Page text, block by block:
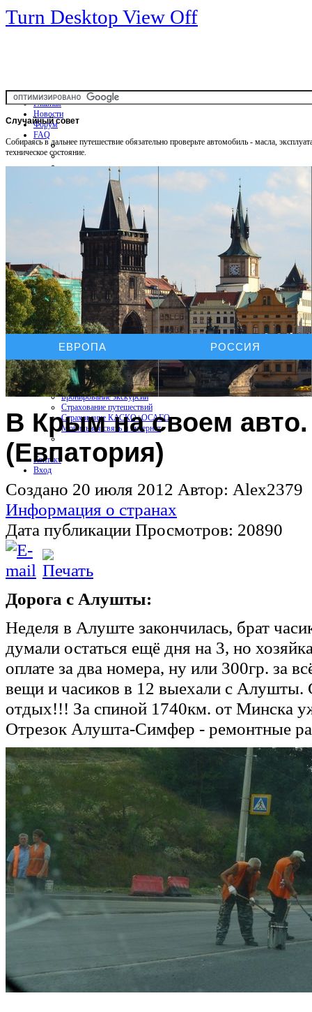
Turn Desktop View Off
Главная
Новости
Форум
FAQ
Общая информация
Советы Автотуристу
Правила дор.движения
Карты и путеводители
Интерактивная карта
Карты платных дорог
Карта сайта
Услуги On-line
Бронирование отелей
Бронирование автомобиля
Бронирование экскурсий
Страхование путешествий
Страхование КАСКО+ОСАГО
Мобильная связь и интернет
Контакт
Вход
Случайныйсовет
Собираясь в дальнее путешествие обязательно проверьте автомобиль - масла,
техническое состояние.
ЕВРОПА РОССИЯ
В Крым на своем авто.
(Евпатория)
Создано 20 июля 2012 Автор: Alex2379
Информация о странах
Дата публикации Просмотров: 20890
Дорога с Алушты:
Неделя в Алуште закончилась, брат
думали остаться ещё дня на 3, но
оплате за два номера, ну или 300гр. за
вещи и часиков в 12 выехали с
отдых!!! За спиной 1740км. от Минска
Отрезок Алушта-Симфер - ремонтные